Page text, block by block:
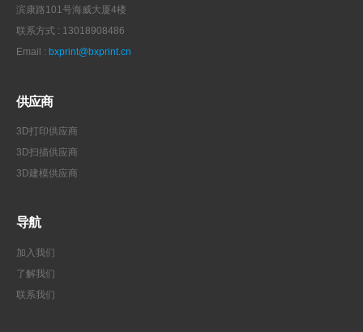
滨康路101号海威大厦4楼
联系方式 : 13018908486
Email : bxprint@bxprint.cn
供应商
3D打印供应商
3D扫描供应商
3D建模供应商
导航
加入我们
了解我们
联系我们